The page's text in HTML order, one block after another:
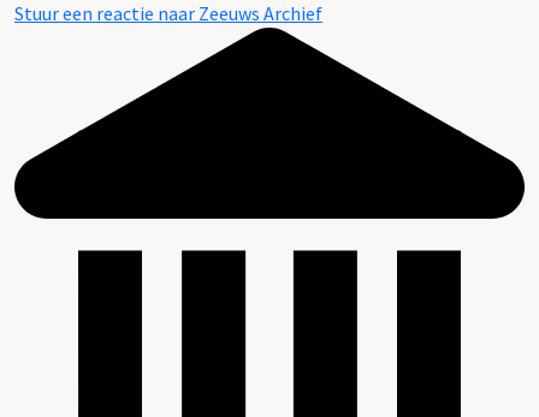
Stuur een reactie naar Zeeuws Archief